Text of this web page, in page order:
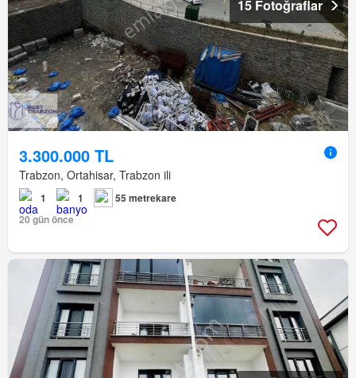
15 Fotoğraflar
3.300.000 TL
Trabzon, Ortahisar, Trabzon ili
1 1
55 metrekare
20 gün önce